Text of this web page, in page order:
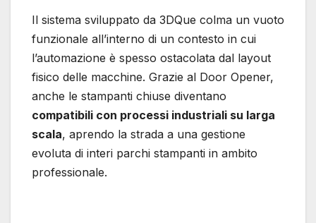
Il sistema sviluppato da 3DQue colma un vuoto
funzionale all’interno di un contesto in cui
l’automazione è spesso ostacolata dal layout
fisico delle macchine. Grazie al Door Opener,
anche le stampanti chiuse diventano
compatibili con processi industriali su larga
scala, aprendo la strada a una gestione
evoluta di interi parchi stampanti in ambito
professionale.